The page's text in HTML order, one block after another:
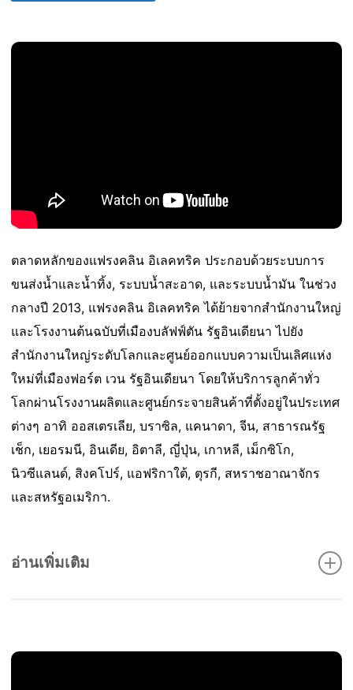
ตลาดหลักของแฟรงคลิน อิเลคทริค ประกอบด้วยระบบการ
ขนส่งน้ำและน้ำทิ้ง, ระบบน้ำสะอาด, และระบบน้ำมัน ในช่วง
กลางปี 2013, แฟรงคลิน อิเลคทริค ได้ย้ายจากสำนักงานใหญ่
และโรงงานต้นฉบับที่เมืองบลัฟฟ์ตัน รัฐอินเดียนา ไปยัง
สำนักงานใหญ่ระดับโลกและศูนย์ออกแบบความเป็นเลิศแห่ง
ใหม่ที่เมืองฟอร์ต เวน รัฐอินเดียนา โดยให้บริการลูกค้าทั่ว
โลกผ่านโรงงานผลิตและศูนย์กระจายสินค้าที่ตั้งอยู่ในประเทศ
ต่างๆ อาทิ ออสเตรเลีย, บราซิล, แคนาดา, จีน, สาธารณรัฐ
เช็ก, เยอรมนี, อินเดีย, อิตาลี, ญี่ปุ่น, เกาหลี, เม็กซิโก,
นิวซีแลนด์, สิงคโปร์, แอฟริกาใต้, ตุรกี, สหราชอาณาจักร
และสหรัฐอเมริกา.
อ่านเพิ่มเติม
อุปกรณ์ป้องกัน ไม่ว่าคุณจะต้องการปั๊มบาดาลสำหรับระบบ